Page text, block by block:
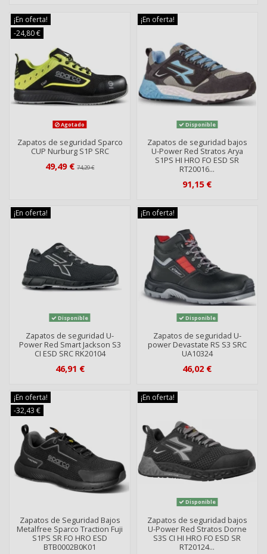
¡En oferta!
-24,80 €
Agotado
Zapatos de seguridad Sparco
CUP Nurburg S1P SRC
49,49 €74,29 €
¡En oferta!
Disponible
Zapatos de seguridad bajos
U-Power Red Stratos Arya
S1PS HI HRO FO ESD SR
RT20016...
91,15 €
¡En oferta!
Disponible
Zapatos de seguridad U-
Power Red Smart Jackson S3
CI ESD SRC RK20104
46,91 €
¡En oferta!
Disponible
Zapatos de seguridad U-
power Devastate RS S3 SRC
UA10324
46,02 €
¡En oferta!
-32,43 €
Zapatos de Seguridad Bajos
Metalfree Sparco Traction Fuji
S1PS SR FO HRO ESD
BTB0002B0K01
¡En oferta!
Disponible
Zapatos de seguridad bajos
U-Power Red Stratos Dorne
S3S CI HI HRO FO ESD SR
RT20124...